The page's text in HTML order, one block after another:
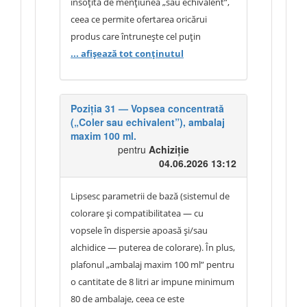
„Eurostil” nu poate fi acceptată
ceea ce permite ofertarea oricărui
produs care întrunește cel puțin
caracteristicile tehnice ale produsului de
exclude participarea operatorilor
economici care propun produse similare
sau superioare din punct de vedere
tehnic. Autoritatea contractantă
produsului „Colorix” reprezintă cerințe
minime de performanță, iar la procedură
sunt acceptate orice produse alchidice
care demonstrează, prin fișe tehnice,
declarații ale producătorului sau alte
documente relevante, caracteristici egale
sau superioare celor ale produsului de
... afișează tot conținutul
Poziția 31 — Vopsea concentrată
(„Coler sau echivalent”), ambalaj
maxim 100 ml.
pentru Achiziție
04.06.2026 13:12
Lipsesc parametrii de bază (sistemul de
colorare și compatibilitatea — cu
vopsele în dispersie apoasă și/sau
alchidice — puterea de colorare). În plus,
plafonul „ambalaj maxim 100 ml” pentru
o cantitate de 8 litri ar impune minimum
80 de ambalaje, ceea ce este